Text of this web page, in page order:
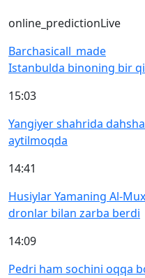
online_predictionLive
Barchasicall_made
Istanbulda binoning bir
15:03
Yangiyer shahrida
aytilmoqda
14:41
Husiylar Yamaning Al-
dronlar bilan zarba berdi
14:09
Pedri ham sochini oqqa